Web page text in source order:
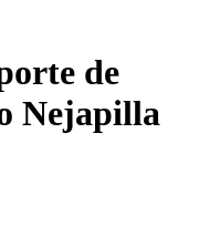
de
Nejapilla